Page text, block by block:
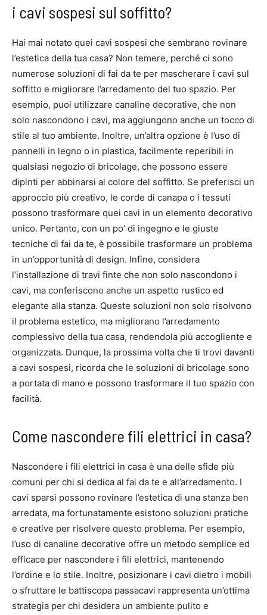
i cavi sospesi sul soffitto?
Hai mai notato quei cavi sospesi che sembrano rovinare
l’estetica della tua casa? Non temere, perché ci sono
numerose soluzioni di fai da te per mascherare i cavi sul
soffitto e migliorare l’arredamento del tuo spazio. Per
esempio, puoi utilizzare canaline decorative, che non
solo nascondono i cavi, ma aggiungono anche un tocco di
stile al tuo ambiente. Inoltre, un’altra opzione è l’uso di
pannelli in legno o in plastica, facilmente reperibili in
qualsiasi negozio di bricolage, che possono essere
dipinti per abbinarsi al colore del soffitto. Se preferisci un
approccio più creativo, le corde di canapa o i tessuti
possono trasformare quei cavi in un elemento decorativo
unico. Pertanto, con un po’ di ingegno e le giuste
tecniche di fai da te, è possibile trasformare un problema
in un’opportunità di design. Infine, considera
l’installazione di travi finte che non solo nascondono i
cavi, ma conferiscono anche un aspetto rustico ed
elegante alla stanza. Queste soluzioni non solo risolvono
il problema estetico, ma migliorano l’arredamento
complessivo della tua casa, rendendola più accogliente e
organizzata. Dunque, la prossima volta che ti trovi davanti
a cavi sospesi, ricorda che le soluzioni di bricolage sono
a portata di mano e possono trasformare il tuo spazio con
facilità.
Come nascondere fili elettrici in casa?
Nascondere i fili elettrici in casa è una delle sfide più
comuni per chi si dedica al fai da te e all’arredamento. I
cavi sparsi possono rovinare l’estetica di una stanza ben
arredata, ma fortunatamente esistono soluzioni pratiche
e creative per risolvere questo problema. Per esempio,
l’uso di canaline decorative offre un metodo semplice ed
efficace per nascondere i fili elettrici, mantenendo
l’ordine e lo stile. Inoltre, posizionare i cavi dietro i mobili
o sfruttare le battiscopa passacavi rappresenta un’ottima
strategia per chi desidera un ambiente pulito e